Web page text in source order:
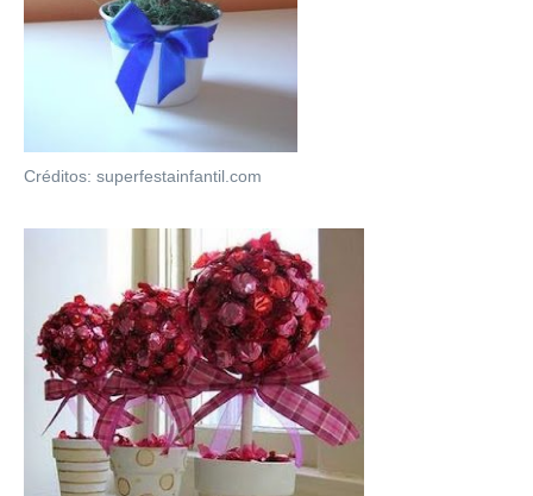
Créditos: superfestainfantil.com